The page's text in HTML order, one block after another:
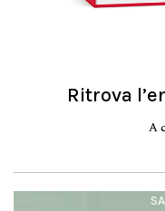
Ritrova
A